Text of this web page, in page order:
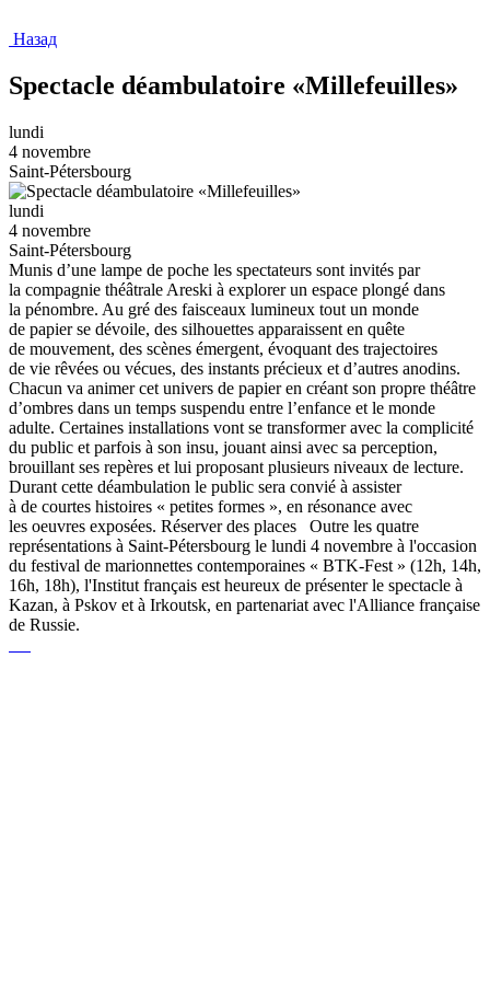
Назад
Spectacle déambulatoire «Millefeuilles»
lundi
4 novembre
Saint-Pétersbourg
lundi
4 novembre
Saint-Pétersbourg
Munis d’une lampe de poche les spectateurs sont invités par
la compagnie théâtrale Areski à explorer un espace plongé dans
la pénombre. Au gré des faisceaux lumineux tout un monde
de papier se dévoile, des silhouettes apparaissent en quête
de mouvement, des scènes émergent, évoquant des trajectoires
de vie rêvées ou vécues, des instants précieux et d’autres anodins.
Chacun va animer cet univers de papier en créant son propre théâtre
d’ombres dans un temps suspendu entre l’enfance et le monde
adulte. Certaines installations vont se transformer avec la complicité
du public et parfois à son insu, jouant ainsi avec sa perception,
brouillant ses repères et lui proposant plusieurs niveaux de lecture.
Durant cette déambulation le public sera convié à assister
à de courtes histoires « petites formes », en résonance avec
les oeuvres exposées. Réserver des places Outre les quatre
représentations à Saint-Pétersbourg le lundi 4 novembre à l'occasion
du festival de marionnettes contemporaines « BTK-Fest » (12h, 14h,
16h, 18h), l'Institut français est heureux de présenter le spectacle à
Kazan, à Pskov et à Irkoutsk, en partenariat avec l'Alliance française
de Russie.